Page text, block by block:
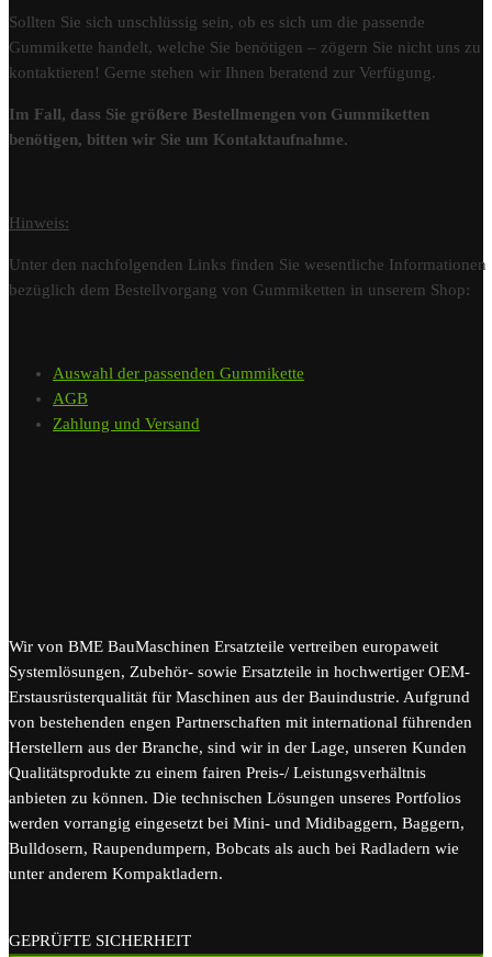
Sollten Sie sich unschlüssig sein, ob es sich um die passende
Gummikette handelt, welche Sie benötigen – zögern Sie nicht uns zu
kontaktieren! Gerne stehen wir Ihnen beratend zur Verfügung.
Im Fall, dass Sie größere Bestellmengen von Gummiketten
benötigen, bitten wir Sie um Kontaktaufnahme.
Hinweis:
Unter den nachfolgenden Links finden Sie wesentliche Informationen
bezüglich dem Bestellvorgang von Gummiketten in unserem Shop:
Auswahl der passenden Gummikette
AGB
Zahlung und Versand
Wir von BME BauMaschinen Ersatzteile vertreiben europaweit
Systemlösungen, Zubehör- sowie Ersatzteile in hochwertiger OEM-
Erstausrüsterqualität für Maschinen aus der Bauindustrie. Aufgrund
von bestehenden engen Partnerschaften mit international führenden
Herstellern aus der Branche, sind wir in der Lage, unseren Kunden
Qualitätsprodukte zu einem fairen Preis-/ Leistungsverhältnis
anbieten zu können. Die technischen Lösungen unseres Portfolios
werden vorrangig eingesetzt bei Mini- und Midibaggern, Baggern,
Bulldosern, Raupendumpern, Bobcats als auch bei Radladern wie
unter anderem Kompaktladern.
GEPRÜFTE SICHERHEIT